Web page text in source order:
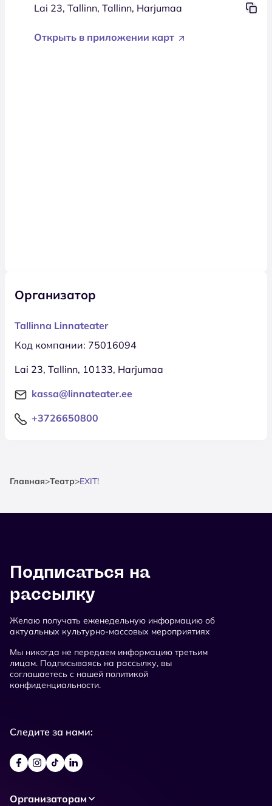
Lai 23, Tallinn, Tallinn, Harjumaa
Открыть в приложении карт
Организатор
Tallinna Linnateater
Код компании: 75016094
Lai 23, Tallinn, 10133, Harjumaa
kassa@linnateater.ee
+3726650800
Главная>Театр>EXIT!
Подписаться на
рассылку
Желаю получать еженедельную информацию об
актуальных культурно-массовых мероприятиях
Мы никогда не передаем информацию третьим
лицам. Подписываясь на рассылку, вы
соглашаетесь с нашей политикой
конфиденциальности.
Следите за нами:
Организаторам